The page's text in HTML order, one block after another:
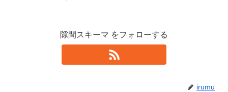
隙間スキーマ をフォローする
irumu